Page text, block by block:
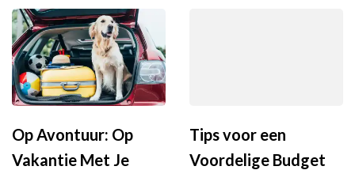
Op Avontuur: Op
Vakantie Met Je
Tips voor een
Voordelige Budget